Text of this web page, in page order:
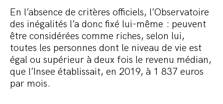
En l’absence de critères officiels, l’Observatoire
des inégalités l’a donc fixé lui-même : peuvent
être considérées comme riches, selon lui,
toutes les personnes dont le niveau de vie est
égal ou supérieur à deux fois le revenu médian,
que l’Insee établissait, en 2019, à 1 837 euros
par mois.